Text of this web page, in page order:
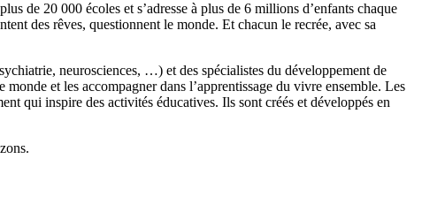
de 20 000 écoles et s’adresse à plus de 6 millions d’enfants chaque
des rêves, questionnent le monde. Et chacun le recrée, avec sa
neurosciences, …) et des spécialistes du développement de
et les accompagner dans l’apprentissage du vivre ensemble. Les
qui inspire des activités éducatives. Ils sont créés et développés en